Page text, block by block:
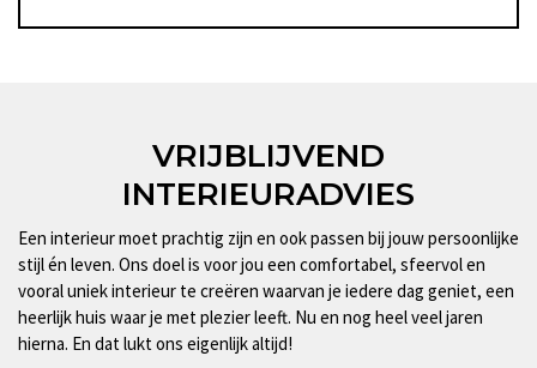
VRIJBLIJVEND
INTERIEURADVIES
Een interieur moet prachtig zijn en ook passen bij jouw persoonlijke
stijl én leven. Ons doel is voor jou een comfortabel, sfeervol en
vooral uniek interieur te creëren waarvan je iedere dag geniet, een
heerlijk huis waar je met plezier leeft. Nu en nog heel veel jaren
hierna. En dat lukt ons eigenlijk altijd!